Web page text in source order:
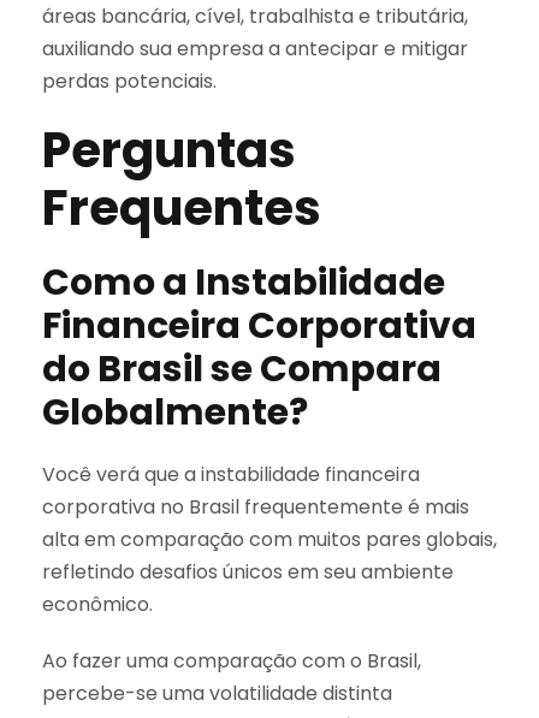
áreas bancária, cível, trabalhista e tributária,
auxiliando sua empresa a antecipar e mitigar
perdas potenciais.
Perguntas
Frequentes
Como a Instabilidade
Financeira Corporativa
do Brasil se Compara
Globalmente?
Você verá que a instabilidade financeira
corporativa no Brasil frequentemente é mais
alta em comparação com muitos pares globais,
refletindo desafios únicos em seu ambiente
econômico.
Ao fazer uma comparação com o Brasil,
percebe-se uma volatilidade distinta